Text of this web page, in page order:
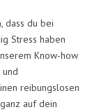
dass du bei
Stress haben
Know-how
reibungslosen
auf dein